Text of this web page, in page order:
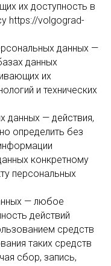
их доступность в
https://volgograd-
данных —
данных
их
и технических
данных — действия,
определить без
конкретному
персональных
— любое
действий
средств
таких средств
сбор, запись,